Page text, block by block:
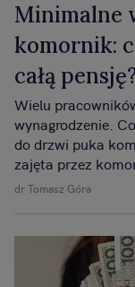
Minimalne
komornik:
całą
dr Tomasz Góra
Wielu
wynagrodzenie.
do drzwi puka
zajęta przez
ale też dla